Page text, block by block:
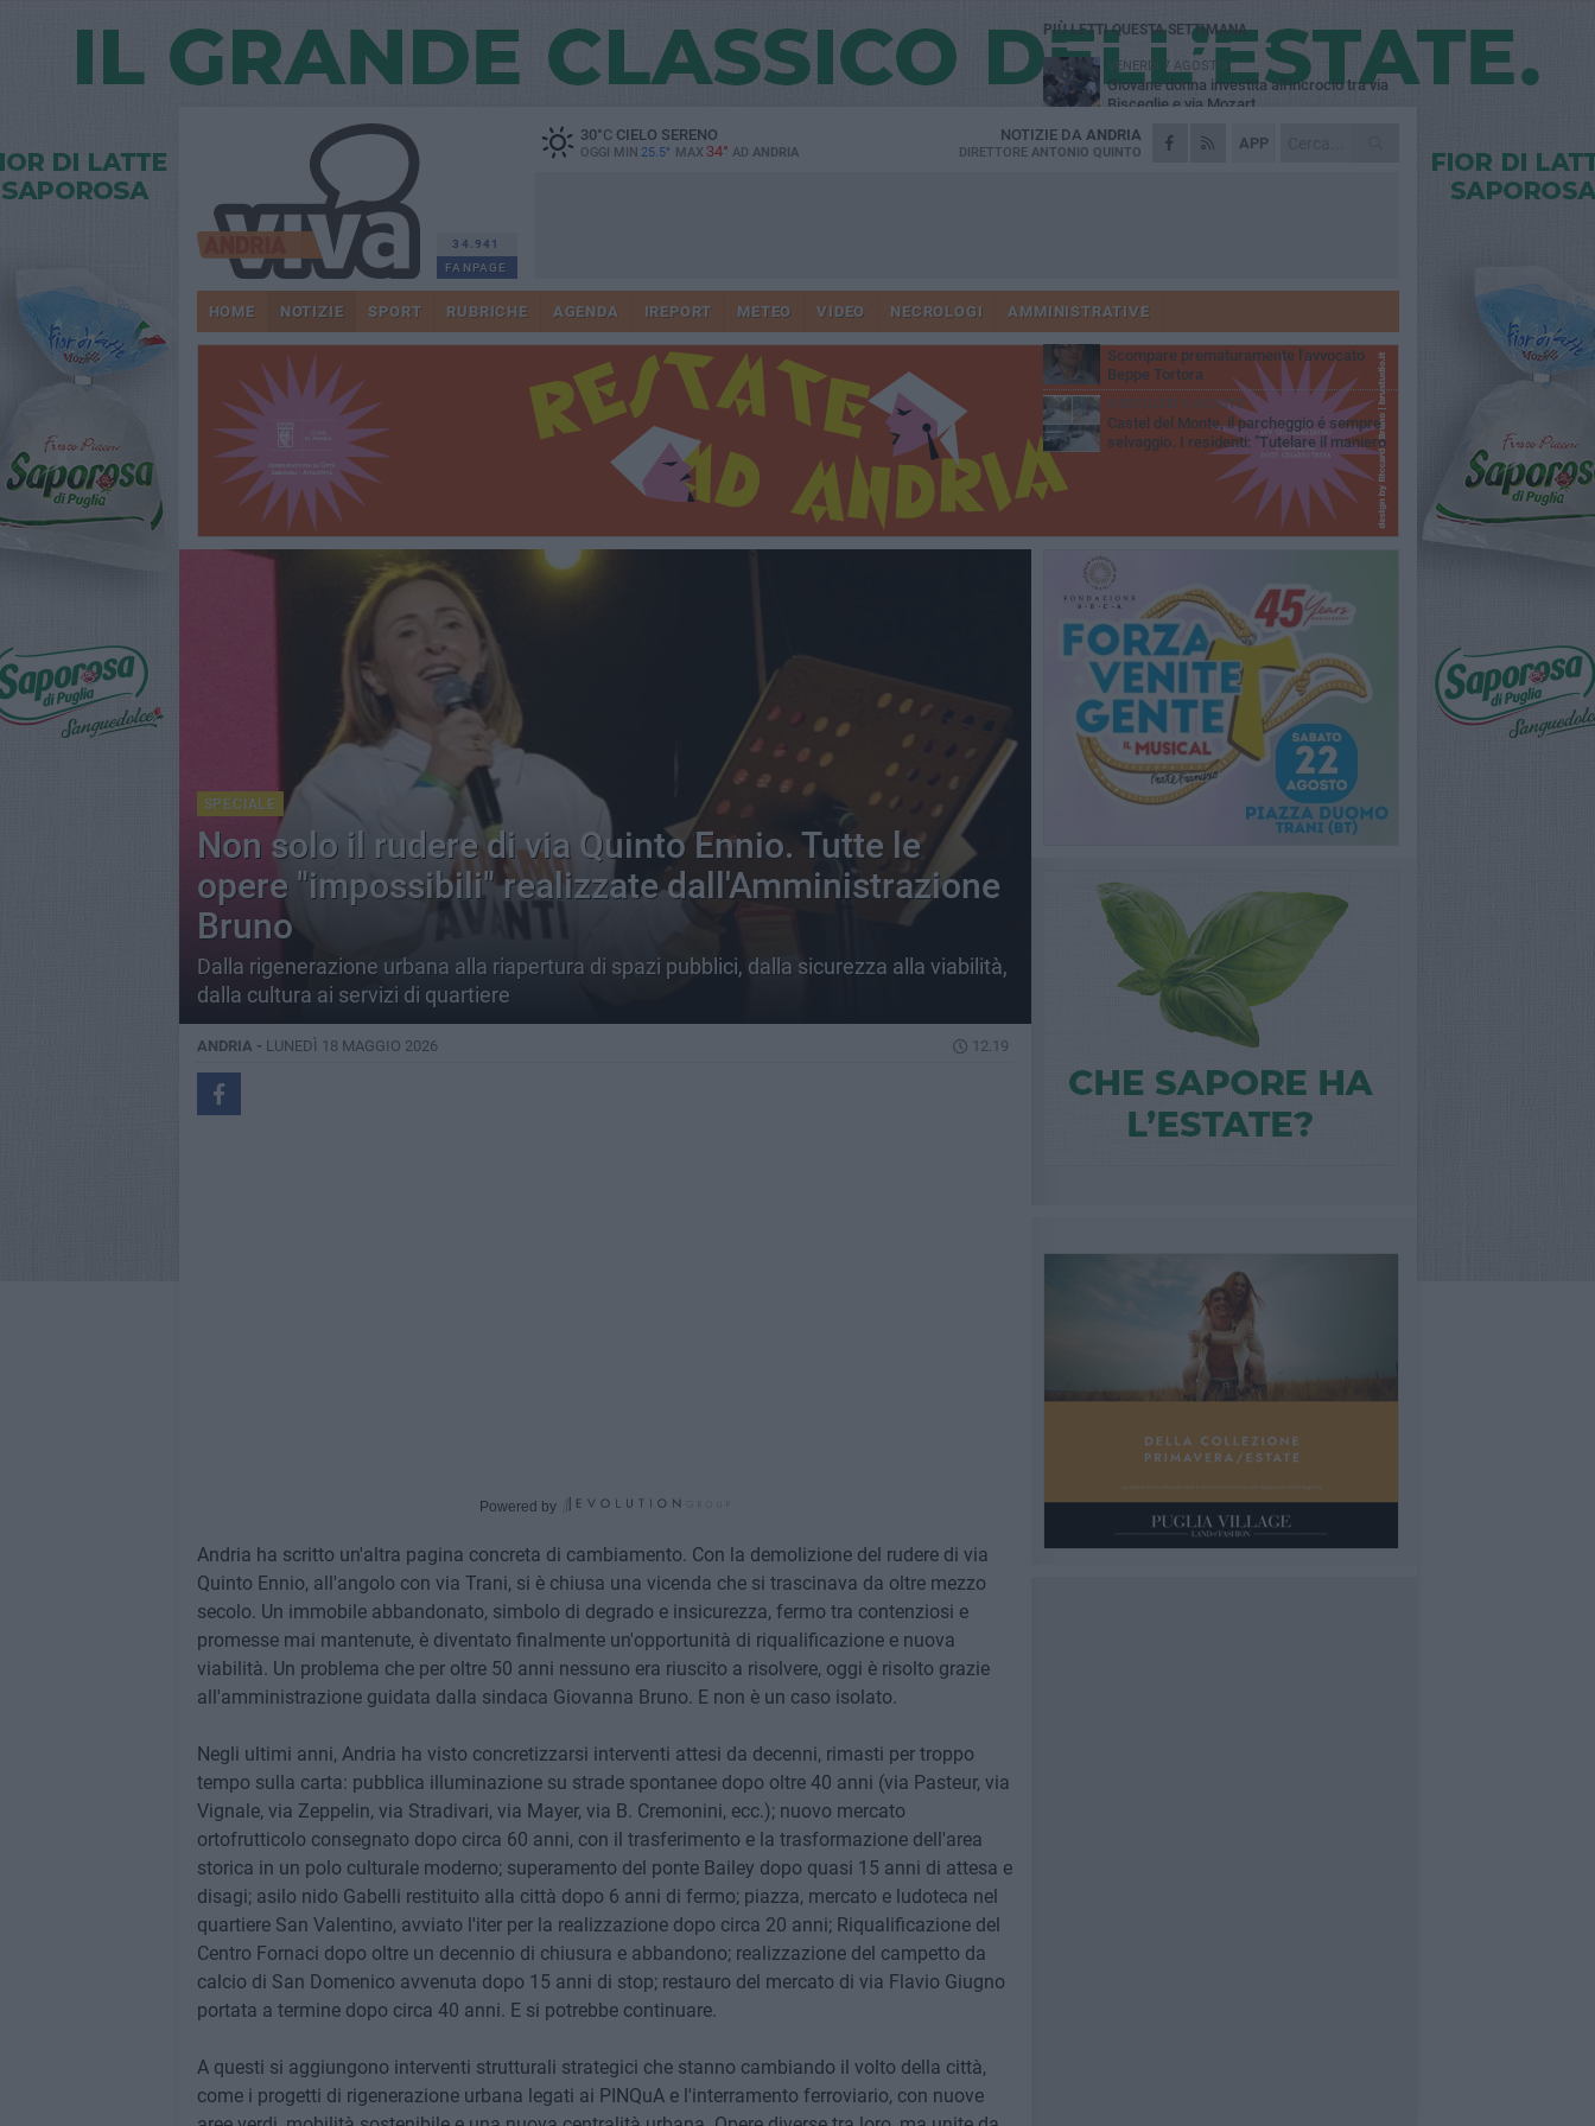
34.941
FANPAGE
30°CCIELO SERENO
OGGI MIN 25.5° MAX 34° AD ANDRIA
APP
NOTIZIE DA ANDRIA
DIRETTORE ANTONIO QUINTO
HOME NOTIZIE SPORT RUBRICHE AGENDA IREPORT METEO VIDEO NECROLOGI AMMINISTRATIVE
SPECIALE
Non solo il rudere di via Quinto Ennio. Tutte le
opere "impossibili" realizzate dall'Amministrazione
Bruno
Dalla rigenerazione urbana alla riapertura di spazi pubblici, dalla sicurezza alla viabilità,
dalla cultura ai servizi di quartiere
ANDRIA - LUNEDÌ 18 MAGGIO 2026 12.19
Powered by
Andria ha scritto un'altra pagina concreta di cambiamento. Con la demolizione del rudere di via
Quinto Ennio, all'angolo con via Trani, si è chiusa una vicenda che si trascinava da oltre mezzo
secolo. Un immobile abbandonato, simbolo di degrado e insicurezza, fermo tra contenziosi e
promesse mai mantenute, è diventato finalmente un'opportunità di riqualificazione e nuova
viabilità. Un problema che per oltre 50 anni nessuno era riuscito a risolvere, oggi è risolto grazie
all'amministrazione guidata dalla sindaca Giovanna Bruno. E non è un caso isolato.
Negli ultimi anni, Andria ha visto concretizzarsi interventi attesi da decenni, rimasti per troppo
tempo sulla carta: pubblica illuminazione su strade spontanee dopo oltre 40 anni (via Pasteur, via
Vignale, via Zeppelin, via Stradivari, via Mayer, via B. Cremonini, ecc.); nuovo mercato
ortofrutticolo consegnato dopo circa 60 anni, con il trasferimento e la trasformazione dell'area
storica in un polo culturale moderno; superamento del ponte Bailey dopo quasi 15 anni di attesa e
disagi; asilo nido Gabelli restituito alla città dopo 6 anni di fermo; piazza, mercato e ludoteca nel
quartiere San Valentino, avviato l'iter per la realizzazione dopo circa 20 anni; Riqualificazione del
Centro Fornaci dopo oltre un decennio di chiusura e abbandono; realizzazione del campetto da
calcio di San Domenico avvenuta dopo 15 anni di stop; restauro del mercato di via Flavio Giugno
portata a termine dopo circa 40 anni. E si potrebbe continuare.
A questi si aggiungono interventi strutturali strategici che stanno cambiando il volto della città,
come i progetti di rigenerazione urbana legati ai PINQuA e l'interramento ferroviario, con nuove
PIÙ LETTI QUESTA SETTIMANA
VENERDÌ 7 AGOSTO
Giovane donna investita all'incrocio tra via
Bisceglie e via Mozart
MARTEDÌ 4 AGOSTO
Cattivo odore dall’abitazione, la macabra
Andria saluta mons. Agostino Superbo:
celebrati i funerali - FOTO
GIOVEDÌ 30 LUGLIO
Scompare prematuramente l'avvocato
Beppe Tortora
MERCOLEDÌ 5 AGOSTO
Castel del Monte, il parcheggio é sempre
selvaggio. I residenti: "Tutelare il maniero
tra vivibilità e rispetto del paesaggio"